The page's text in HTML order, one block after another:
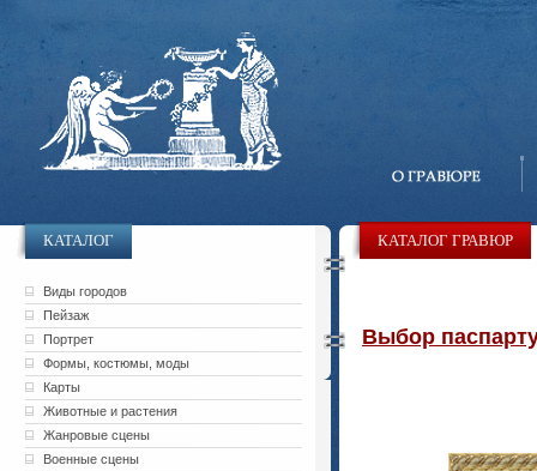
КАТАЛОГ
Виды городов
Пейзаж
Портрет
Формы, костюмы, моды
Карты
Животные и растения
Жанровые сцены
Военные сцены
КАТАЛОГ ГРАВЮР
Выбор